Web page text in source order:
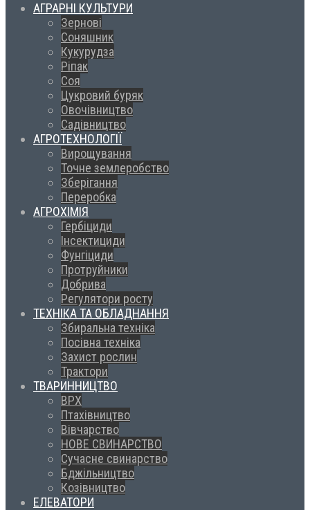
АГРАРНІ КУЛЬТУРИ
Зернові
Соняшник
Кукурудза
Ріпак
Соя
Цукровий буряк
Овочівництво
Садівництво
АГРОТЕХНОЛОГІЇ
Вирощування
Точне землеробство
Зберігання
Переробка
АГРОХІМІЯ
Гербіциди
Інсектициди
Фунгіциди
Протруйники
Добрива
Регулятори росту
ТЕХНІКА ТА ОБЛАДНАННЯ
Збиральна техніка
Посівна техніка
Захист рослин
Трактори
ТВАРИННИЦТВО
ВРХ
Птахівництво
Вівчарство
НОВЕ СВИНАРСТВО
Сучасне свинарство
Бджільництво
Козівництво
ЕЛЕВАТОРИ